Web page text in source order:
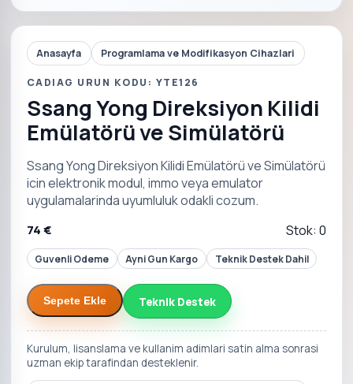
Anasayfa Programlama ve Modifikasyon Cihazlari
CADIAG URUN KODU: YTE126
Ssang Yong Direksiyon Kilidi
Emülatörü ve Simülatörü
Ssang Yong Direksiyon Kilidi Emülatörü ve Simülatörü
icin elektronik modul, immo veya emulator
uygulamalarinda uyumluluk odakli cozum.
74 € Stok: 0
Guvenli Odeme Ayni Gun Kargo Teknik Destek Dahil
Sepete Ekle Teknik Destek
Kurulum, lisanslama ve kullanim adimlari satin alma sonrasi
uzman ekip tarafindan desteklenir.